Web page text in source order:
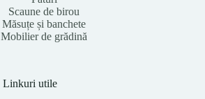
Scaune de birou
Măsuțe și banchete
Mobilier de grădină
Linkuri utile